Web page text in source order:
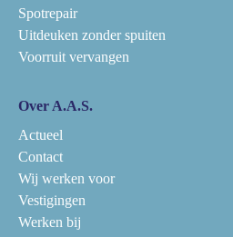
Spotrepair
Uitdeuken zonder spuiten
Voorruit vervangen
Over A.A.S.
Actueel
Contact
Wij werken voor
Vestigingen
Werken bij